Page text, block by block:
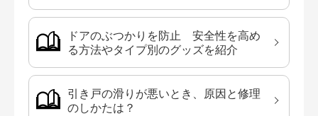
ドアのぶつかりを防止 安全性を高め
る方法やタイプ別のグッズを紹介
引き戸の滑りが悪いとき、原因と修理
のしかたは？